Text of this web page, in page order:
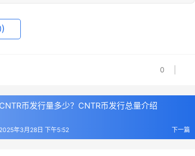
0
CNTR币发行量多少？CNTR币发行总量介绍
下一篇
2025年3月28日 下午5:52